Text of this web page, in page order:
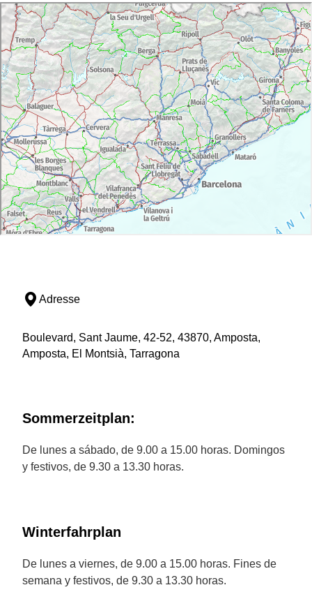
Adresse
Boulevard, Sant Jaume, 42-52, 43870, Amposta,
Amposta, El Montsià, Tarragona
Sommerzeitplan:
De lunes a sábado, de 9.00 a 15.00 horas. Domingos
y festivos, de 9.30 a 13.30 horas.
Winterfahrplan
De lunes a viernes, de 9.00 a 15.00 horas. Fines de
semana y festivos, de 9.30 a 13.30 horas.